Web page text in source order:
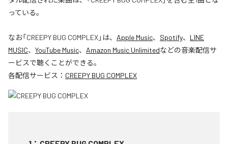
っている。
なお「CREEPY BUG COMPLEX」は、 Apple Music、 Spotify、 LINE
MUSIC、 YouTube Music、 Amazon Music Unlimitedなどの音楽配信サ
ービスで聴くことができる。
各配信サービス： CREEPY BUG COMPLEX